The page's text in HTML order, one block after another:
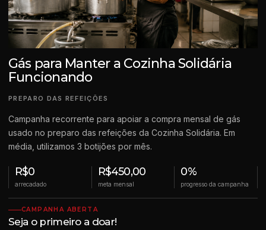
Gás para Manter a Cozinha Solidária
Funcionando
PREPARO DAS REFEIÇÕES
Campanha recorrente para apoiar a compra mensal de gás
usado no preparo das refeições da Cozinha Solidária. Em
média, utilizamos 3 botijões por mês.
R$0
arrecadado
R$450,00
meta mensal
0%
progresso da campanha
CAMPANHA ABERTA
Seja o primeiro a doar!